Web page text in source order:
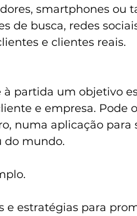
smartphones ou
de busca, redes
e clientes reais.
partida um objetivo
e empresa. Pode
numa aplicação
do mundo.
e estratégias para